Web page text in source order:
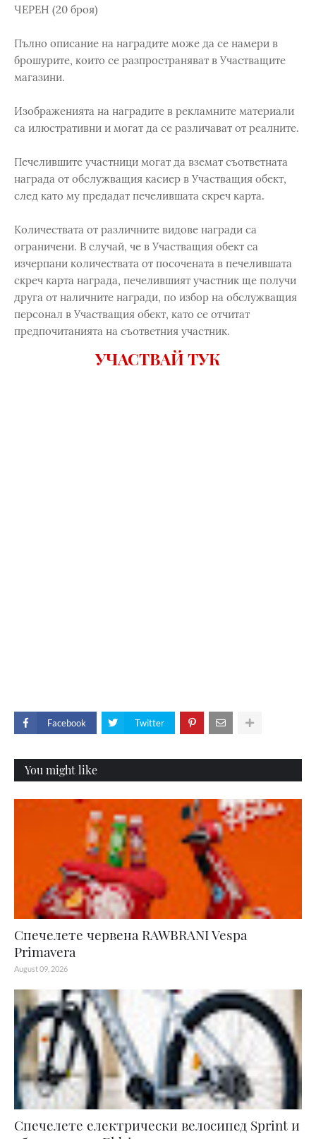
ЧЕРЕН (20 броя)
Пълно описание на наградите може да се намери в
брошурите, които се разпространяват в Участващите
магазини.
Изображенията на наградите в рекламните материали
са илюстративни и могат да се различават от реалните.
Печелившите участници могат да вземат съответната
награда от обслужващия касиер в Участващия обект,
след като му предадат печелившата скреч карта.
Количествата от различните видове награди са
ограничени. В случай, че в Участващия обект са
изчерпани количествата от посочената в печелившата
скреч карта награда, печелившият участник ще получи
друга от наличните награди, по избор на обслужващия
персонал в Участващия обект, като се отчитат
предпочитанията на съответния участник.
УЧАСТВАЙ ТУК
Facebook Twitter
You might like
Спечелете червена RAWBRANI Vespa
Primavera
August 09, 2026
Спечелете електрически велосипед Sprint и